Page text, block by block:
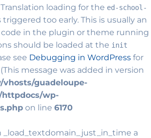
Translation loading for the ed-school-
too early. This is usually an
in the plugin or theme running
should be loaded at the init
see Debugging in WordPress for
message was added in version
guadeloupe-
httpdocs/wp-
on line 6170
_load_textdomain_just_in_time a